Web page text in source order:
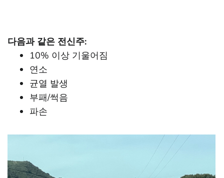
다음과 같은 전신주:
10% 이상 기울어짐
연소
균열 발생
부패/썩음
파손